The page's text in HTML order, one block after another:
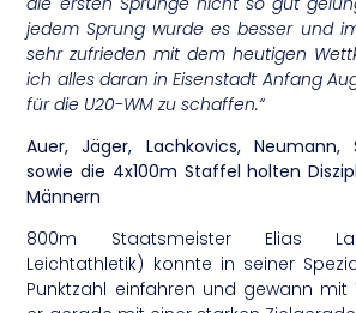
jedem Sprung wurde es besser und
sehr zufrieden mit dem heutigen
ich alles daran in Eisenstadt Anfang
für die U20-WM zu schaffen.“
Auer, Jäger, Lachkovics, Neumann,
sowie die 4x100m Staffel holten
Männern
800m Staatsmeister Elias
Leichtathletik) konnte in seiner
Punktzahl einfahren und gewann mit